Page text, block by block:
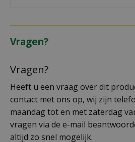
Vragen?
Vragen?
Heeft u een vraag over dit
contact met ons op, wij zijn
maandag tot en met zaterdag
vragen via de e-mail
altijd zo snel mogelijk.